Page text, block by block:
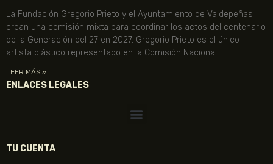
La Fundación Gregorio Prieto y el Ayuntamiento de Valdepeñas
crean una comisión mixta para coordinar los actos del centenario
de la Generación del 27 en 2027. Gregorio Prieto es el único
artista plástico representado en la Comisión Nacional.
LEER MÁS »
ENLACES LEGALES
TU CUENTA